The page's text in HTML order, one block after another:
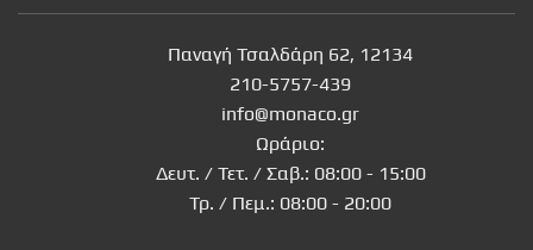
Παναγή Τσαλδάρη 62, 12134
210-5757-439
info@monaco.gr
Ωράριο:
Δευτ. / Τετ. / Σαβ.: 08:00 - 15:00
Τρ. / Πεμ.: 08:00 - 20:00